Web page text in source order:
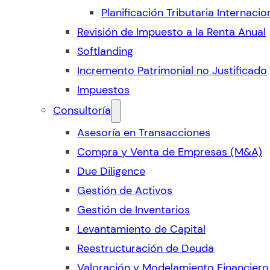
Planificación Tributaria
Revisión de Impuesto a la Renta Anual
Softlanding
Incremento Patrimonial no Justificado
Impuestos
Consultoría
Asesoría en Transacciones
Compra y Venta de Empresas (M&A)
Due Diligence
Gestión de Activos
Gestión de Inventarios
Levantamiento de Capital
Reestructuración de Deuda